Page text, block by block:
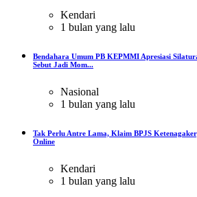
Kendari
1 bulan yang lalu
Bendahara Umum PB KEPMMI Apresiasi
Sebut Jadi Mom...
Nasional
1 bulan yang lalu
Tak Perlu Antre Lama, Klaim BPJS
Online
Kendari
1 bulan yang lalu